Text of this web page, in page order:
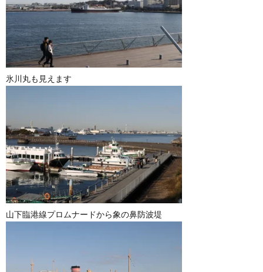
氷川丸も見えます
山下臨港線プロムナードから象の鼻防波堤